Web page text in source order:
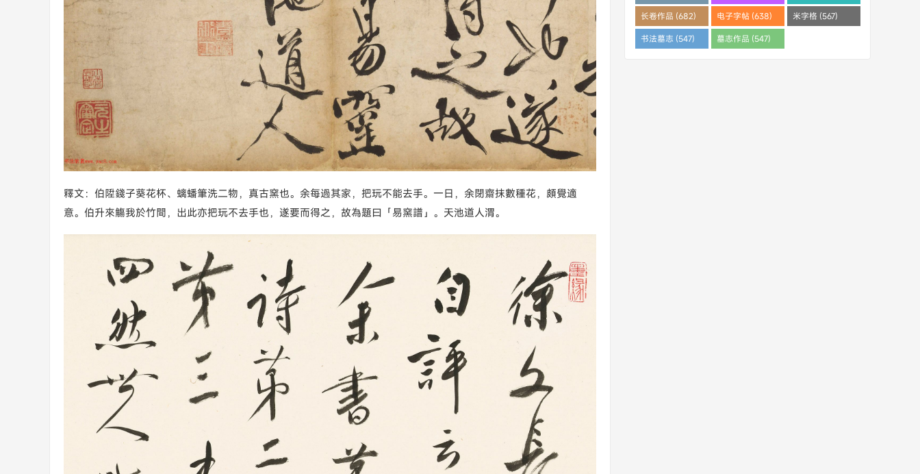
釋文：伯陞錢子葵花杯、螭蟠筆洗二物，真古窯也。余每過其家，把玩不能去手。一日，余閉齋抹數種花，頗覺適
意。伯升來觴我於竹間，出此亦把玩不去手也，遂要而得之，故為題曰「易窯譜」。天池道人渭。
(682)
长卷作品 (682) 电子字帖 (638) 米字格 (567)
书法墓志 (547) 墓志作品 (547)